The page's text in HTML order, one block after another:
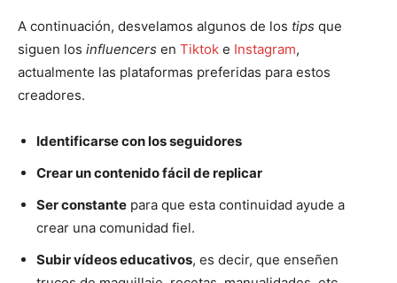
A continuación, desvelamos algunos de los tips que
siguen los influencers en Tiktok e Instagram,
actualmente las plataformas preferidas para estos
creadores.
Identificarse con los seguidores
Crear un contenido fácil de replicar
Ser constante para que esta continuidad ayude a
crear una comunidad fiel.
Subir vídeos educativos, es decir, que enseñen